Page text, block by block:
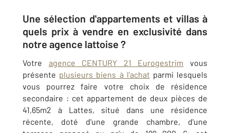
Une sélection d'appartements et villas à
quels prix à vendre en exclusivité dans
notre agence lattoise ?
Votre agence CENTURY 21 Eurogestrim vous
présente plusieurs biens à l'achat parmi lesquels
vous pourrez faire votre choix de résidence
secondaire : cet appartement de deux pièces de
41,65m2 à Lattes, situé dans une résidence
récente, doté d'une grande chambre, d'une